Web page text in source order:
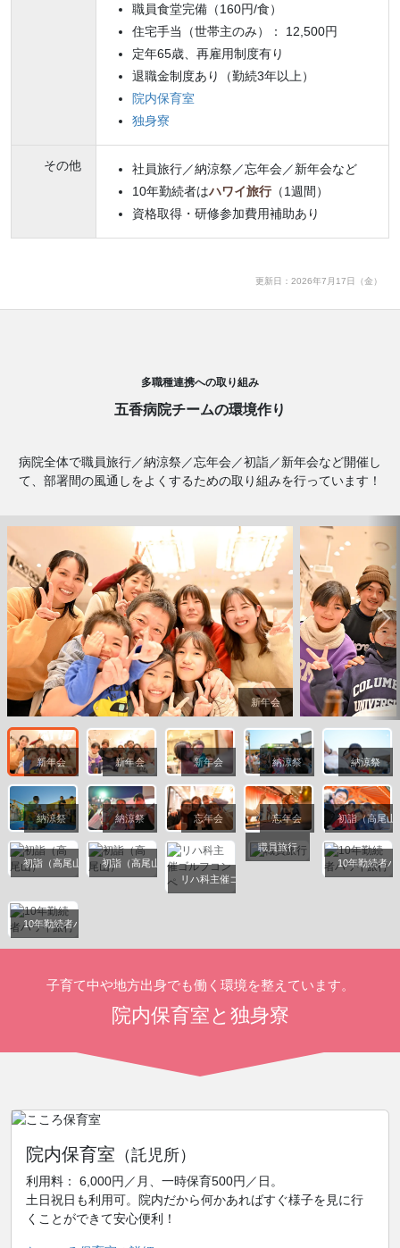
職員食堂完備（160円/食）
住宅手当（世帯主のみ）： 12,500円
定年65歳、再雇用制度有り
退職金制度あり（勤続3年以上）
院内保育室
独身寮
その他
社員旅行／納涼祭／忘年会／新年会など
10年勤続者はハワイ旅行（1週間）
資格取得・研修参加費用補助あり
更新日：2026年7月17日（金）
多職種連携への取り組み
五香病院チームの環境作り
病院全体で職員旅行／納涼祭／忘年会／初詣／新年会など開催し
て、部署間の風通しをよくするための取り組みを行っています！
新年会
新年会 新年会 新年会 納涼祭 納涼祭
納涼祭 納涼祭 忘年会 忘年会 初詣（高尾山
初詣（高尾山）
初詣（高尾山）
リハ科主催ゴルフコンペ
職員旅行
10年勤続者ハ
10年勤続者ハワイ旅行
子育て中や地方出身でも働く環境を整えています。
院内保育室と独身寮
院内保育室 （託児所）
利用料： 6,000円／月、一時保育500円／日。
土日祝日も利用可。院内だから何かあればすぐ様子を見に行
くことができて安心便利！